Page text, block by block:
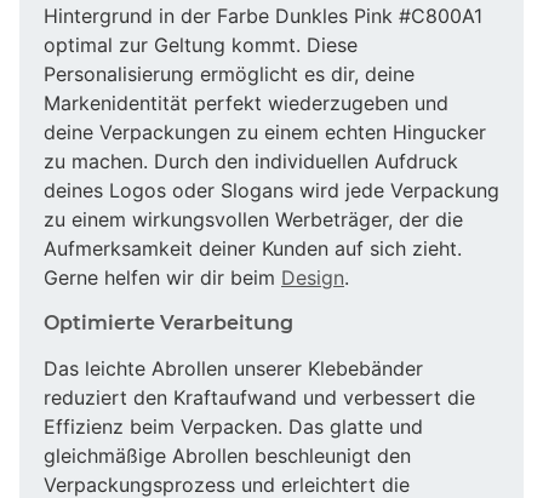
Hintergrund in der Farbe Dunkles Pink #C800A1
optimal zur Geltung kommt. Diese
Personalisierung ermöglicht es dir, deine
Markenidentität perfekt wiederzugeben und
deine Verpackungen zu einem echten Hingucker
zu machen. Durch den individuellen Aufdruck
deines Logos oder Slogans wird jede Verpackung
zu einem wirkungsvollen Werbeträger, der die
Aufmerksamkeit deiner Kunden auf sich zieht.
Gerne helfen wir dir beim Design.
Optimierte Verarbeitung
Das leichte Abrollen unserer Klebebänder
reduziert den Kraftaufwand und verbessert die
Effizienz beim Verpacken. Das glatte und
gleichmäßige Abrollen beschleunigt den
Verpackungsprozess und erleichtert die